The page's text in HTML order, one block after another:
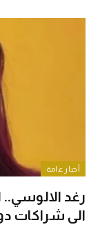
أخبار عامة
رغد
الى شراكات